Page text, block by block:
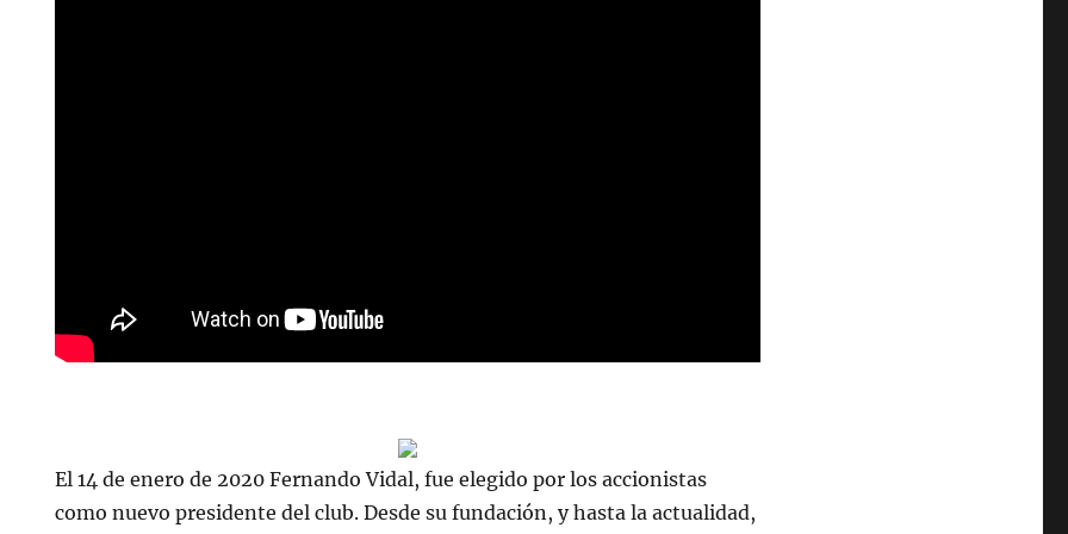
El 14 de enero de 2020 Fernando Vidal, fue elegido por los accionistas
como nuevo presidente del club. Desde su fundación, y hasta la actualidad,